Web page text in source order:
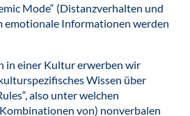
Mode“ (Distanzverhalten und
emotionale Informationen werden
in einer Kultur erwerben wir
Wissen über
also unter welchen
von) nonverbalen